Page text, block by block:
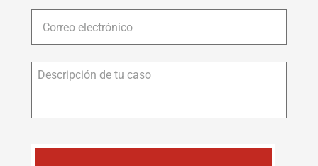
Correo
electrónico *
Descripción